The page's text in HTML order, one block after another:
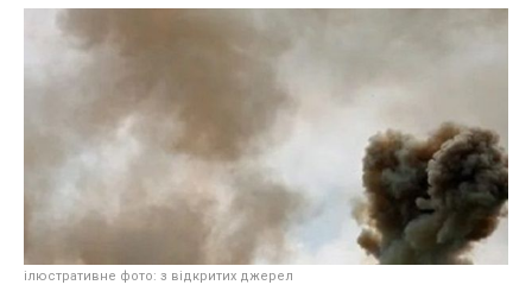
ілюстративне фото: з відкритих джерел